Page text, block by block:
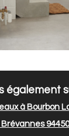
également
à Bourbon
94450